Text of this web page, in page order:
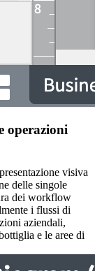
operazioni
visiva
delle singole
dei workflow
i flussi di
aziendali,
e le aree di